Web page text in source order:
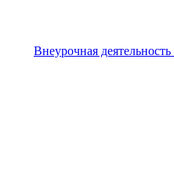
Внеурочная